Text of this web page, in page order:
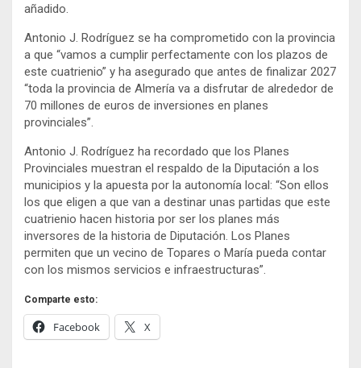
añadido.
Antonio J. Rodríguez se ha comprometido con la provincia
a que “vamos a cumplir perfectamente con los plazos de
este cuatrienio” y ha asegurado que antes de finalizar 2027
“toda la provincia de Almería va a disfrutar de alrededor de
70 millones de euros de inversiones en planes
provinciales”.
Antonio J. Rodríguez ha recordado que los Planes
Provinciales muestran el respaldo de la Diputación a los
municipios y la apuesta por la autonomía local: “Son ellos
los que eligen a que van a destinar unas partidas que este
cuatrienio hacen historia por ser los planes más
inversores de la historia de Diputación. Los Planes
permiten que un vecino de Topares o María pueda contar
con los mismos servicios e infraestructuras”.
Comparte esto:
Facebook X